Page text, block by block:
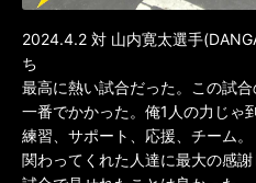
2024.4.2 対 山内寛太選手
ち
最高に熱い試合だった。この試
一番でかかった。俺1人の力じゃ
練習、サポート、応援、チーム。
関わってくれた人達に最大の感謝